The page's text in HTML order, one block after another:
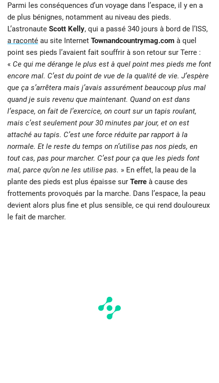
Parmi les conséquences d’un voyage dans l’espace, il y en a
de plus bénignes, notamment au niveau des pieds.
L’astronaute Scott Kelly, qui a passé 340 jours à bord de l’ISS,
a raconté au site Internet Townandcountrymag.com à quel
point ses pieds l’avaient fait souffrir à son retour sur Terre :
« Ce qui me dérange le plus est à quel point mes pieds me font
encore mal. C’est du point de vue de la qualité de vie. J’espère
que ça s’arrêtera mais j’avais assurément beaucoup plus mal
quand je suis revenu que maintenant. Quand on est dans
l’espace, on fait de l’exercice, on court sur un tapis roulant,
mais c’est seulement pour 30 minutes par jour, et on est
attaché au tapis. C’est une force réduite par rapport à la
normale. Et le reste du temps on n’utilise pas nos pieds, en
tout cas, pas pour marcher. C’est pour ça que les pieds font
mal, parce qu’on ne les utilise pas. » En effet, la peau de la
plante des pieds est plus épaisse sur Terre à cause des
frottements provoqués par la marche. Dans l’espace, la peau
devient alors plus fine et plus sensible, ce qui rend douloureux
le fait de marcher.